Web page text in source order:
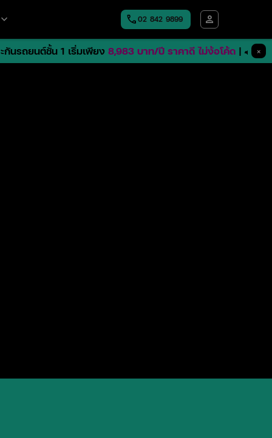
menu
call02​ 842 9899 person
×
ถยนต์ชั้น 1 เริ่มเพียง8,983 บาท/ปี ราคาดี ไม่ง้อโค้ด | 🚗 ชั้น 2+